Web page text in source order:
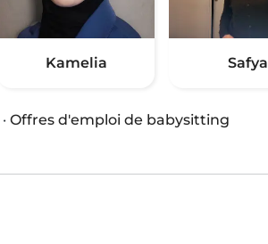
Kamelia Safya
· Offres d'emploi de babysitting